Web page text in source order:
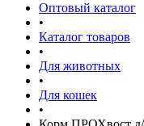
Оптовый каталог
•
Каталог товаров
•
Для животных
•
Для кошек
•